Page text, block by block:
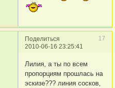
Поделиться
17
2010-06-16 23:25:41
Лилия, а ты по всем
пропорциям прошлась на
эскизе??? линия сосков,